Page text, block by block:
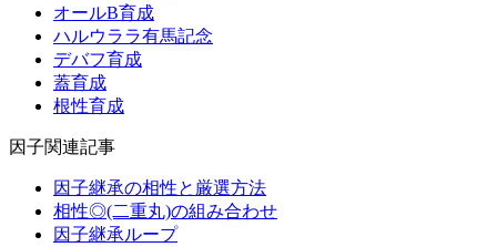
オールB育成
ハルウララ有馬記念
デバフ育成
蓋育成
根性育成
因子関連記事
因子継承の相性と厳選方法
相性◎(二重丸)の組み合わせ
因子継承ループ